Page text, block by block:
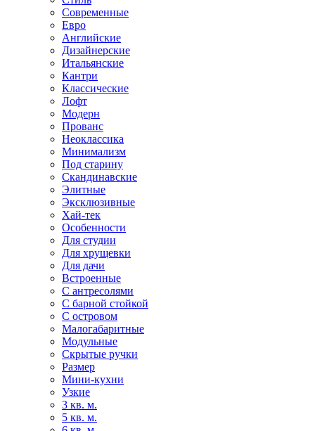
Современные
Евро
Английские
Дизайнерские
Итальянские
Кантри
Классические
Лофт
Модерн
Прованс
Неоклассика
Минимализм
Под старину
Скандинавские
Элитные
Эксклюзивные
Хай-тек
Особенности
Для студии
Для хрущевки
Для дачи
Встроенные
С антресолями
С барной стойкой
С островом
Малогабаритные
Модульные
Скрытые ручки
Размер
Мини-кухни
Узкие
3 кв. м.
5 кв. м.